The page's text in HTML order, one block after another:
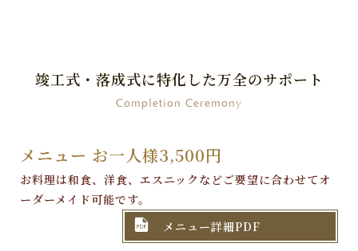
竣工式・落成式に特化した万全のサポート
Completion Ceremony
メニュー お一人様3,500円
お料理は和食、洋食、エスニックなどご要望に合わせてオ
ーダーメイド可能です。
 メニュー詳細PDF